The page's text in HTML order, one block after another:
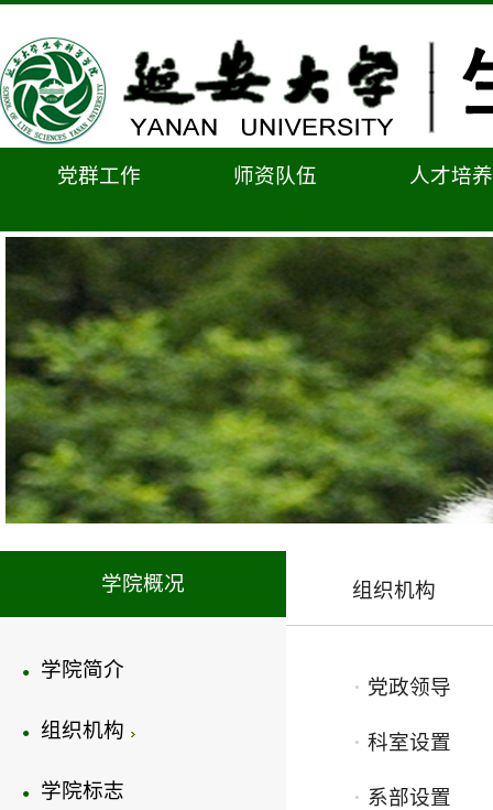
党群工作 师资队伍 人才培
学院概况
● 学院简介
● 组织机构
● 学院标志
组织机构
● 党政领导
● 科室设置
● 系部设置